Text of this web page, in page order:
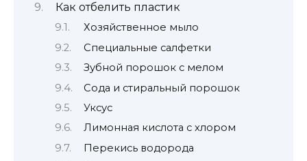
Как отбелить пластик
Хозяйственное мыло
Специальные салфетки
Зубной порошок с мелом
Сода и стиральный порошок
Уксус
Лимонная кислота с хлором
Перекись водорода